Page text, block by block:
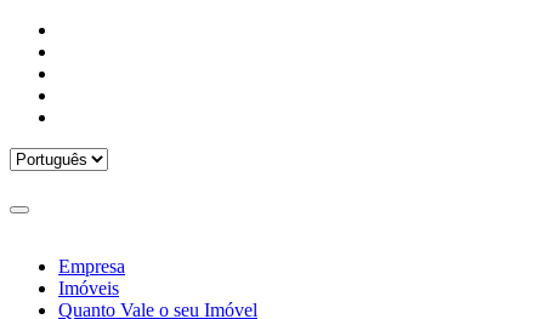
Empresa
Imóveis
Quanto Vale o seu Imóvel